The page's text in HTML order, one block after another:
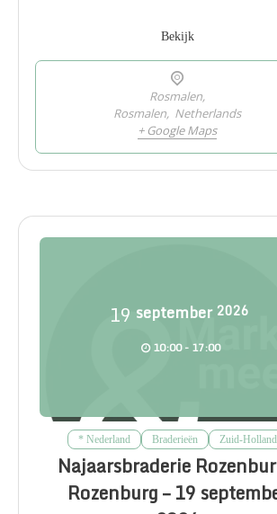
Bekijk
Rosmalen,
Rosmalen, Netherlands
+ Google Maps
19 september 2026
10:00 - 17:00
* Nederland Braderieën Zuid-Holland
Najaarsbraderie
Rozenburg – 19